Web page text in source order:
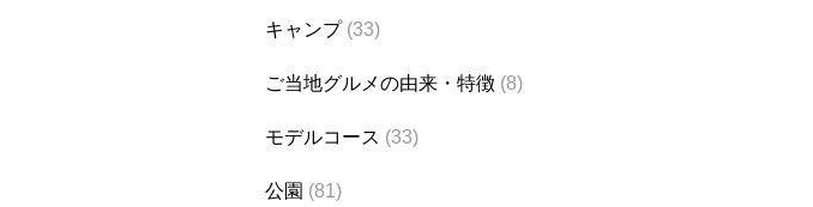
キャンプ(33)
ご当地グルメの由来・特徴 (8)
モデルコース (33)
公園 (81)